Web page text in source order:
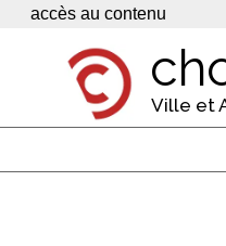
Panneau de gestion des cookies
accès au contenu
Ville et